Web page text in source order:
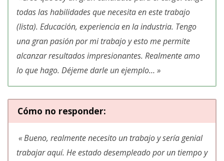
todas las habilidades que necesita en este trabajo
(lista). Educación, experiencia en la industria. Tengo
una gran pasión por mi trabajo y esto me permite
alcanzar resultados impresionantes. Realmente amo
lo que hago. Déjeme darle un ejemplo… »
Cómo no responder:
«Bueno, realmente necesito un trabajo y sería genial
trabajar aquí. He estado desempleado por un tiempo y